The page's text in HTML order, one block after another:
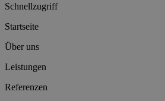
Schnellzugriff
Startseite
Über uns
Leistungen
Referenzen